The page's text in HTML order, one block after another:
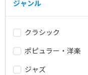
ジャンル
クラシック
ポピュラー・洋楽
ジャズ